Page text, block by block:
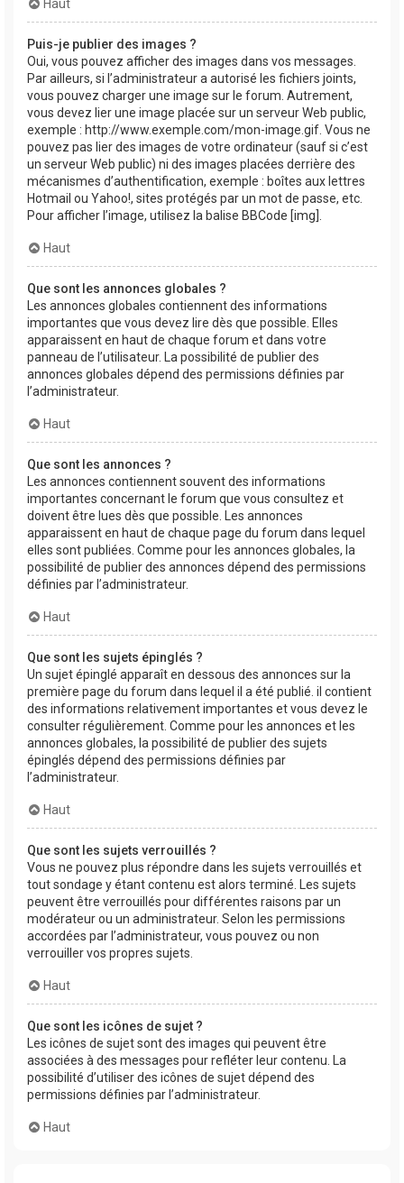
Haut
Puis-je publier des images ?
Oui, vous pouvez afficher des images dans vos messages.
Par ailleurs, si l’administrateur a autorisé les fichiers joints,
vous pouvez charger une image sur le forum. Autrement,
vous devez lier une image placée sur un serveur Web public,
exemple : http://www.exemple.com/mon-image.gif. Vous ne
pouvez pas lier des images de votre ordinateur (sauf si c’est
un serveur Web public) ni des images placées derrière des
mécanismes d’authentification, exemple : boîtes aux lettres
Hotmail ou Yahoo!, sites protégés par un mot de passe, etc.
Pour afficher l’image, utilisez la balise BBCode [img].
Haut
Que sont les annonces globales ?
Les annonces globales contiennent des informations
importantes que vous devez lire dès que possible. Elles
apparaissent en haut de chaque forum et dans votre
panneau de l’utilisateur. La possibilité de publier des
annonces globales dépend des permissions définies par
l’administrateur.
Haut
Que sont les annonces ?
Les annonces contiennent souvent des informations
importantes concernant le forum que vous consultez et
doivent être lues dès que possible. Les annonces
apparaissent en haut de chaque page du forum dans lequel
elles sont publiées. Comme pour les annonces globales, la
possibilité de publier des annonces dépend des permissions
définies par l’administrateur.
Haut
Que sont les sujets épinglés ?
Un sujet épinglé apparaît en dessous des annonces sur la
première page du forum dans lequel il a été publié. il contient
des informations relativement importantes et vous devez le
consulter régulièrement. Comme pour les annonces et les
annonces globales, la possibilité de publier des sujets
épinglés dépend des permissions définies par
l’administrateur.
Haut
Que sont les sujets verrouillés ?
Vous ne pouvez plus répondre dans les sujets verrouillés et
tout sondage y étant contenu est alors terminé. Les sujets
peuvent être verrouillés pour différentes raisons par un
modérateur ou un administrateur. Selon les permissions
accordées par l’administrateur, vous pouvez ou non
verrouiller vos propres sujets.
Haut
Que sont les icônes de sujet ?
Les icônes de sujet sont des images qui peuvent être
associées à des messages pour refléter leur contenu. La
possibilité d’utiliser des icônes de sujet dépend des
permissions définies par l’administrateur.
Haut